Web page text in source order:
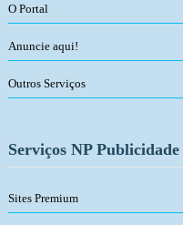
O Portal
Anuncie aqui!
Outros Serviços
Serviços NP Publicidade
Sites Premium